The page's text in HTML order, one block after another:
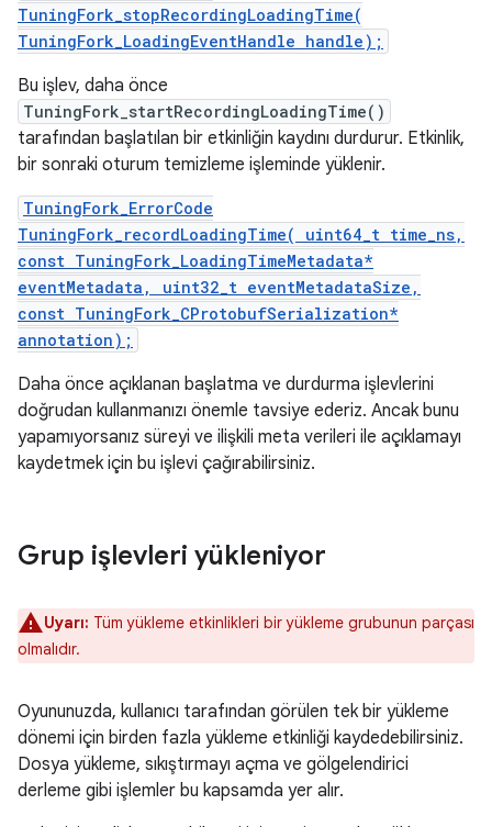
TuningFork_stopRecordingLoadingTime(
TuningFork_LoadingEventHandle handle);
Bu işlev, daha önce
TuningFork_startRecordingLoadingTime()
tarafından başlatılan bir etkinliğin kaydını durdurur. Etkinlik,
bir sonraki oturum temizleme işleminde yüklenir.
TuningFork_ErrorCode
TuningFork_recordLoadingTime( uint64_t time_ns,
const TuningFork_LoadingTimeMetadata*
eventMetadata, uint32_t eventMetadataSize,
const TuningFork_CProtobufSerialization*
annotation);
Daha önce açıklanan başlatma ve durdurma işlevlerini
doğrudan kullanmanızı önemle tavsiye ederiz. Ancak bunu
yapamıyorsanız süreyi ve ilişkili meta verileri ile açıklamayı
kaydetmek için bu işlevi çağırabilirsiniz.
Grup işlevleri yükleniyor
Uyarı: Tüm yükleme etkinlikleri bir yükleme grubunun parçası
olmalıdır.
Oyununuzda, kullanıcı tarafından görülen tek bir yükleme
dönemi için birden fazla yükleme etkinliği kaydedebilirsiniz.
Dosya yükleme, sıkıştırmayı açma ve gölgelendirici
derleme gibi işlemler bu kapsamda yer alır.